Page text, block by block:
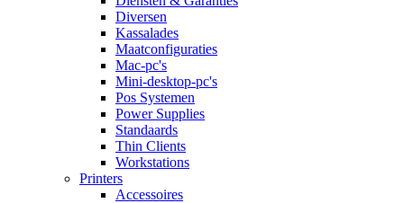
Diversen
Kassalades
Maatconfiguraties
Mac-pc's
Mini-desktop-pc's
Pos Systemen
Power Supplies
Standaards
Thin Clients
Workstations
Printers
Accessoires